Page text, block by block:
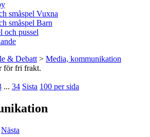
småspel Vuxna
småspel Barn
och pussel
& Debatt > Media, kommunikation
för fri frakt.
... 34 Sista 100 per sida
Nästa